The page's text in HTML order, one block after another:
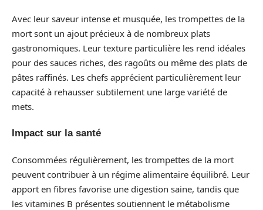
Avec leur saveur intense et musquée, les trompettes de la
mort sont un ajout précieux à de nombreux plats
gastronomiques. Leur texture particulière les rend idéales
pour des sauces riches, des ragoûts ou même des plats de
pâtes raffinés. Les chefs apprécient particulièrement leur
capacité à rehausser subtilement une large variété de
mets.
Impact sur la santé
Consommées régulièrement, les trompettes de la mort
peuvent contribuer à un régime alimentaire équilibré. Leur
apport en fibres favorise une digestion saine, tandis que
les vitamines B présentes soutiennent le métabolisme